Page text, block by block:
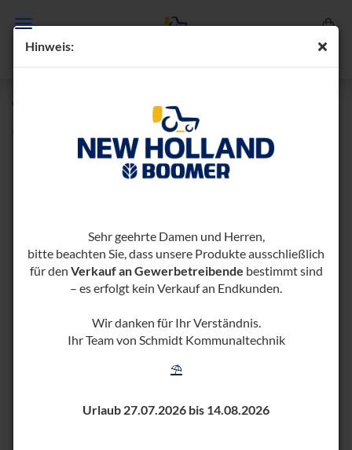
Hin­weis:
Sehr geehrte Damen und Herren,
bitte beachten Sie, dass unsere Produkte ausschließlich
für den Verkauf an Gewerbetreibende bestimmt sind
– es erfolgt kein Verkauf an Endkunden.
Wir danken für Ihr Verständnis.
Ihr Team von Schmidt Kommunaltechnik
⛱️
Urlaub 27.07.2026 bis 14.08.2026
WIN­TER­DIENST­S­TREU­ER WDS 140 K
1000364-​1000390)